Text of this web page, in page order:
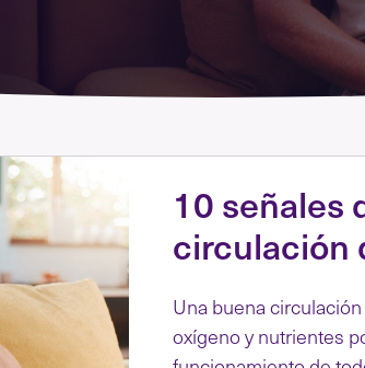
10 señales
circulación
Una buena
oxígeno y nutrientes